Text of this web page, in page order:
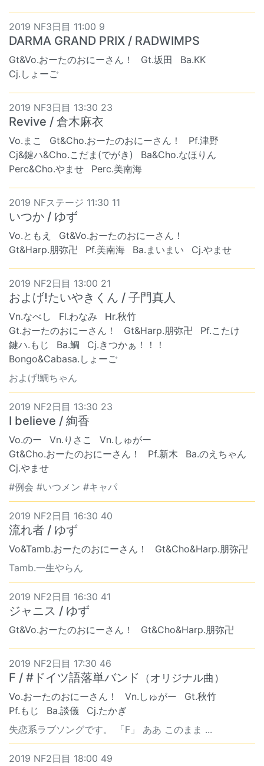
2019 NF3日目 11:00 9
DARMA GRAND PRIX / RADWIMPS
Gt&Vo.おーたのおにーさん！ Gt.坂田
Ba.KK
Cj.しょーご
2019 NF3日目 13:30 23
Revive / 倉木麻衣
Vo.まこ Gt&Cho.おーたのおにーさん！
Pf.津野
Cj&鍵ハ&Cho.こだま(でがき)
Ba&Cho.なほりん
Perc&Cho.やませ
Perc.美南海
2019 NFステージ 11:30 11
いつか / ゆず
Vo.ともえ
Gt&Vo.おーたのおにーさん！
Gt&Harp.朋弥卍
Pf.美南海 Ba.まいまい Cj.やませ
2019 NF2日目 13:00 21
およげ!たいやきくん / 子門真人
Vn.なべし Fl.わなみ
Hr.秋竹
Gt.おーたのおにーさん！
Gt&Harp.朋弥卍
Pf.こたけ
鍵ハ.もじ
Ba.鯛
Cj.きつかぁ！！！
Bongo&Cabasa.しょーご
およげ!鯛ちゃん
2019 NF2日目 13:30 23
I believe / 絢香
Vo.のー Vn.りさこ
Vn.しゅがー
Gt&Cho.おーたのおにーさん！
Pf.新木
Ba.のえちゃん
Cj.やませ
#例会 #いつメン #キャパ
2019 NF2日目 16:30 40
流れ者 / ゆず
Vo&Tamb.おーたのおにーさん！
Gt&Cho&Harp.朋弥卍
Tamb.一生やらん
2019 NF2日目 16:30 41
ジャニス / ゆず
Gt&Vo.おーたのおにーさん！ Gt&Cho&Harp.朋弥卍
2019 NF2日目 17:30 46
F / #ドイツ語落単バンド （オリジナル曲）
Vo.おーたのおにーさん！ Vn.しゅがー
Gt.秋竹
Pf.もじ
Ba.談儀
Cj.たかぎ
失恋系ラブソングです。 「F」 ああ このまま ...
2019 NF2日目 18:00 49